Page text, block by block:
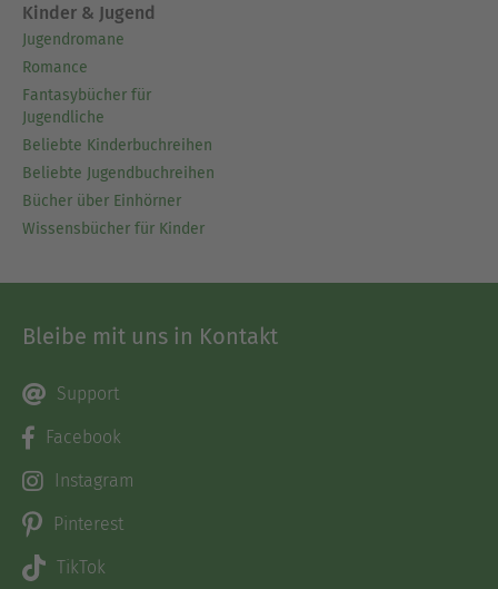
Kinder & Jugend
Jugendromane
Romance
Fantasybücher für
Jugendliche
Beliebte Kinderbuchreihen
Beliebte Jugendbuchreihen
Bücher über Einhörner
Wissensbücher für Kinder
Bleibe mit uns in Kontakt
Support
Facebook
Instagram
Pinterest
TikTok